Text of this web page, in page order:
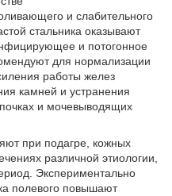
и слабительного
стальника оказывают
и потогонное
для нормализации
работы желез
камней и устранения
и мочевыводящих
при подагре, кожных
различной этиологии,
Экспериментально
полевого повышают